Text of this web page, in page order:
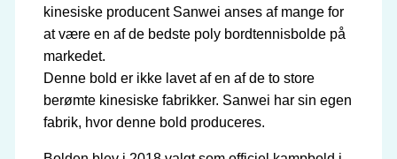
kinesiske producent Sanwei anses af mange for
at være en af ​​de bedste poly bordtennisbolde på
markedet.
Denne bold er ikke lavet af en af ​​de to store
berømte kinesiske fabrikker. Sanwei har sin egen
fabrik, hvor denne bold produceres.